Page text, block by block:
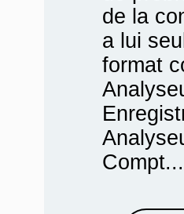
de la
a lui
format
Compt...